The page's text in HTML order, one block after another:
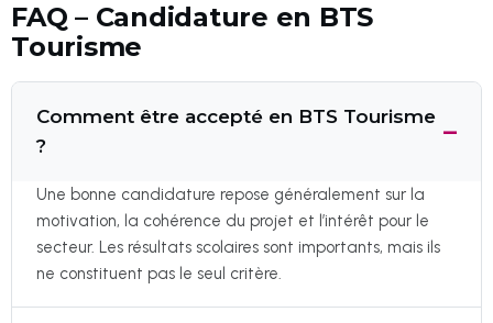
FAQ – Candidature en BTS
Tourisme
Comment être accepté en BTS Tourisme
?
Une bonne candidature repose généralement sur la
motivation, la cohérence du projet et l’intérêt pour le
secteur. Les résultats scolaires sont importants, mais ils
ne constituent pas le seul critère.